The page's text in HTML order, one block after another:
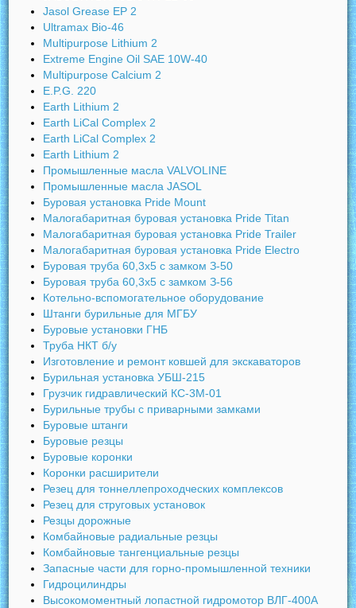
Jasol Grease EP 2
Ultramax Bio-46
Multipurpose Lithium 2
Extreme Engine Oil SAE 10W-40
Multipurpose Calcium 2
E.P.G. 220
Earth Lithium 2
Earth LiCal Complex 2
Earth LiCal Complex 2
Earth Lithium 2
Промышленные масла VALVOLINE
Промышленные масла JASOL
Буровая установка Pride Mount
Малогабаритная буровая установка Pride Titan
Малогабаритная буровая установка Pride Trailer
Малогабаритная буровая установка Pride Electro
Буровая труба 60,3х5 с замком З-50
Буровая труба 60,3х5 с замком З-56
Котельно-вспомогательное оборудование
Штанги бурильные для МГБУ
Буровые установки ГНБ
Труба НКТ б/у
Изготовление и ремонт ковшей для экскаваторов
Бурильная установка УБШ-215
Грузчик гидравлический КС-3М-01
Бурильные трубы с приварными замками
Буровые штанги
Буровые резцы
Буровые коронки
Коронки расширители
Резец для тоннеллепроходческих комплексов
Резец для струговых установок
Резцы дорожные
Комбайновые радиальные резцы
Комбайновые тангенциальные резцы
Запасные части для горно-промышленной техники
Гидроцилиндры
Высокомоментный лопастной гидромотор ВЛГ-400А